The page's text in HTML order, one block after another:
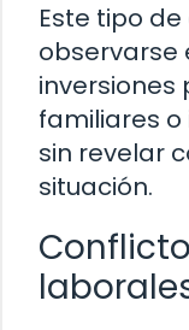
Este tipo
observarse
inversiones
familiares
sin revelar
situación.